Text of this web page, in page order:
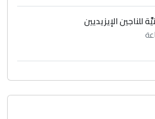
للناجين الإيزيديين